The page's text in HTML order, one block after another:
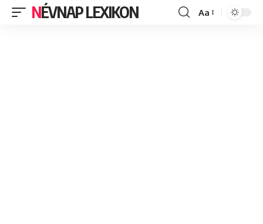
NÉVNAP LEXIKON
Font
Aa